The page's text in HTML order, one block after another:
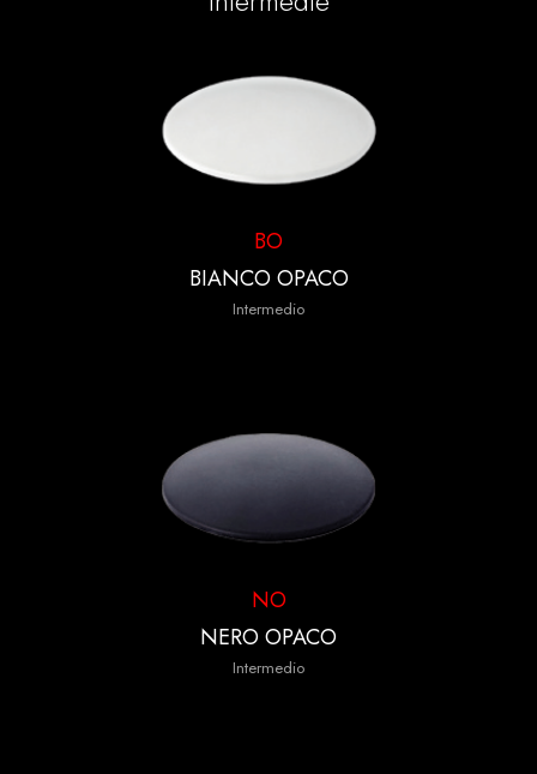
BO
BIANCO OPACO
Intermedio
NO
NERO OPACO
Intermedio